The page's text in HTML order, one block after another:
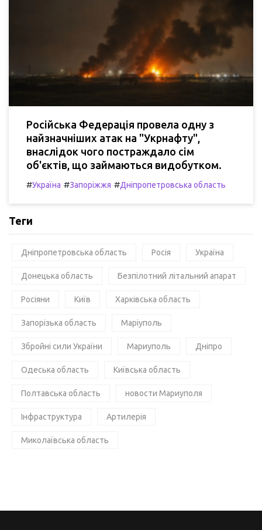
Російська Федерація провела одну з
найзначніших атак на "Укрнафту",
внаслідок чого постраждало сім
об'єктів, що займаються видобутком.
#Україна #Запоріжжя #Дніпропетровська область
Теги
Дніпропетровська область Росія Україна
Донецька область Безпілотний літальний апарат
Росіяни Київ Харківська область
Запорізька область Маріуполь
Збройні сили України Мариуполь Дніпро
Одеська область Київська область
Полтавська область новости Мариуполя
Інфраструктура Артилерія
Миколаївська область